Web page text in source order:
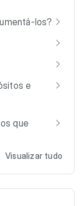
los?
e
que
Visualizar tudo